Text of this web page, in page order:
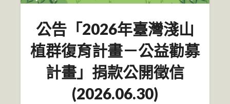
公告「2026年臺灣淺山
植群復育計畫－公益勸募
計畫」捐款公開徵信
(2026.06.30)